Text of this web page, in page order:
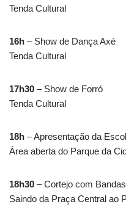
Tenda Cultural
16h – Show de Dança Axé
Tenda Cultural
17h30 – Show de Forró
Tenda Cultural
18h – Apresentação da
Área aberta do Parque da
18h30 – Cortejo com
Saindo da Praça Central ao